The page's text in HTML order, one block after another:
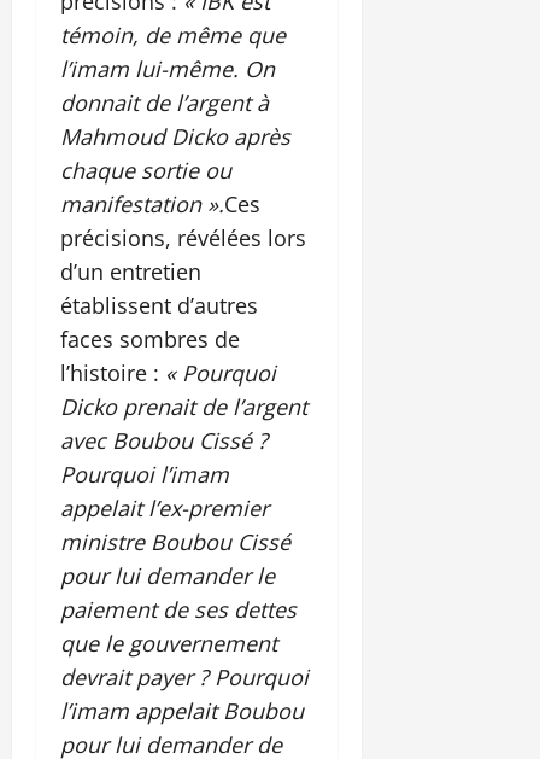
témoin, de même que
l’imam lui-même. On
donnait de l’argent à
Mahmoud Dicko après
chaque sortie ou
manifestation ».Ces
précisions, révélées lors
d’un entretien
établissent d’autres
faces sombres de
l’histoire : « Pourquoi
Dicko prenait de l’argent
avec Boubou Cissé ?
Pourquoi l’imam
appelait l’ex-premier
ministre Boubou Cissé
pour lui demander le
paiement de ses dettes
que le gouvernement
devrait payer ? Pourquoi
l’imam appelait Boubou
pour lui demander de